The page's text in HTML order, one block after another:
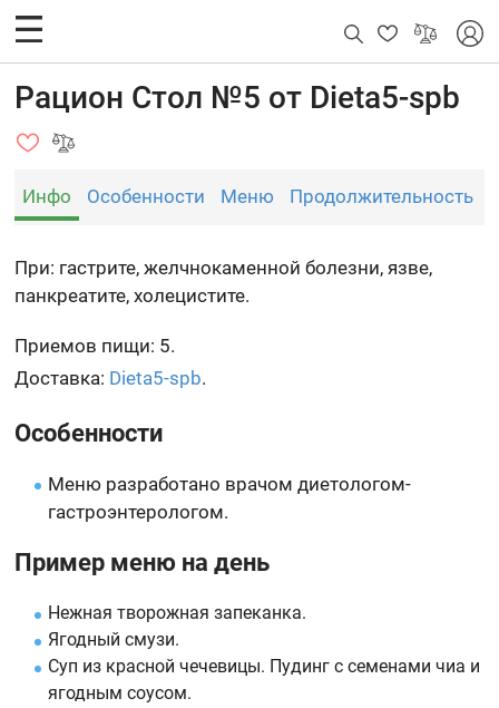
Рацион Стол №5 от Dieta5-spb
Инфо Особенности Меню Продолжительность
При: гастрите, желчнокаменной болезни, язве,
панкреатите, холецистите.
Приемов пищи: 5.
Доставка: Dieta5-spb.
Особенности
Меню разработано врачом диетологом-
гастроэнтерологом.
Пример меню на день
Нежная творожная запеканка.
Ягодный смузи.
Суп из красной чечевицы. Пудинг с семенами чиа и
ягодным соусом.